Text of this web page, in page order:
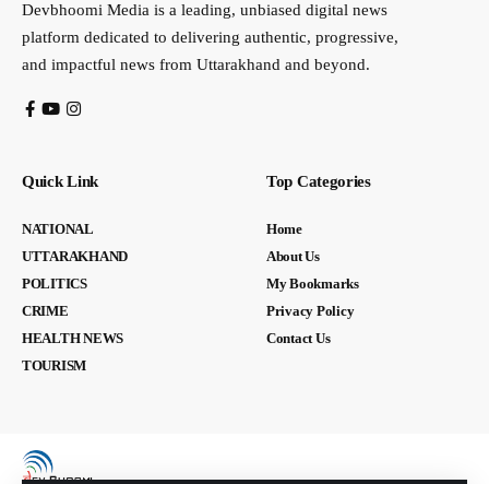
Devbhoomi Media is a leading, unbiased digital news
platform dedicated to delivering authentic, progressive,
and impactful news from Uttarakhand and beyond.
Quick Link
NATIONAL
UTTARAKHAND
POLITICS
CRIME
HEALTH NEWS
TOURISM
Top Categories
Home
About Us
My Bookmarks
Privacy Policy
Contact Us